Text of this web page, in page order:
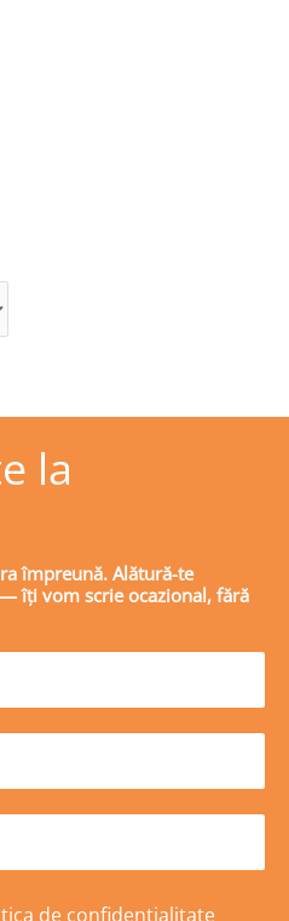
la
împreună. Alătură-te
îți vom scrie ocazional, fără
de confidențialitate